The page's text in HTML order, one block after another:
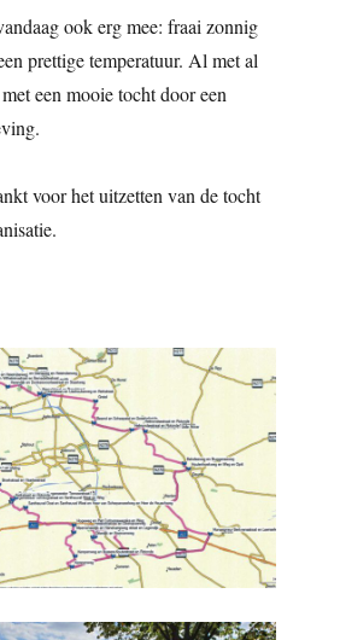
ook erg mee: fraai zonnig
prettige temperatuur. Al met al
een mooie tocht door een
voor het uitzetten van de tocht